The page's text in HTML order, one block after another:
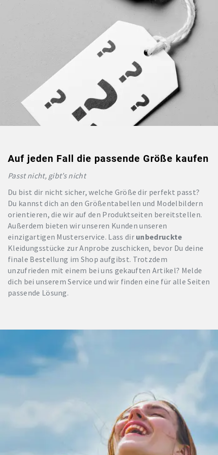
Auf jeden Fall die passende Größe kaufen
Passt nicht, gibt’s nicht
Du bist dir nicht sicher, welche Größe dir perfekt passt?
Du kannst dich an den Größentabellen und Modelbildern
orientieren, die wir auf den Produktseiten bereitstellen.
Außerdem bieten wir unseren Kunden unseren
einzigartigen Musterservice. Lass dir unbedruckte
Kleidungsstücke zur Anprobe zuschicken, bevor Du deine
finale Bestellung im Shop aufgibst. Trotzdem
unzufrieden mit einem bei uns gekauften Artikel? Melde
dich bei unserem Service und wir finden eine für alle Seiten
passende Lösung.